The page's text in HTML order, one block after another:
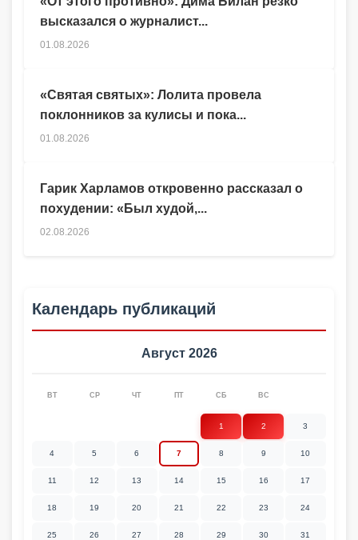
Гарик Харламов откровенно рассказал о
похудении: «Был худой,...
02.08.2026
высказался о журналист...
01.08.2026
«Святая святых»: Лолита провела
поклонников за кулисы и пока...
01.08.2026
Календарь публикаций
Август 2026
ВТ СР ЧТ ПТ СБ ВС
1 2 3
4 5 6 7 8 9 10
11 12 13 14 15 16 17
18 19 20 21 22 23 24
25 26 27 28 29 30 31